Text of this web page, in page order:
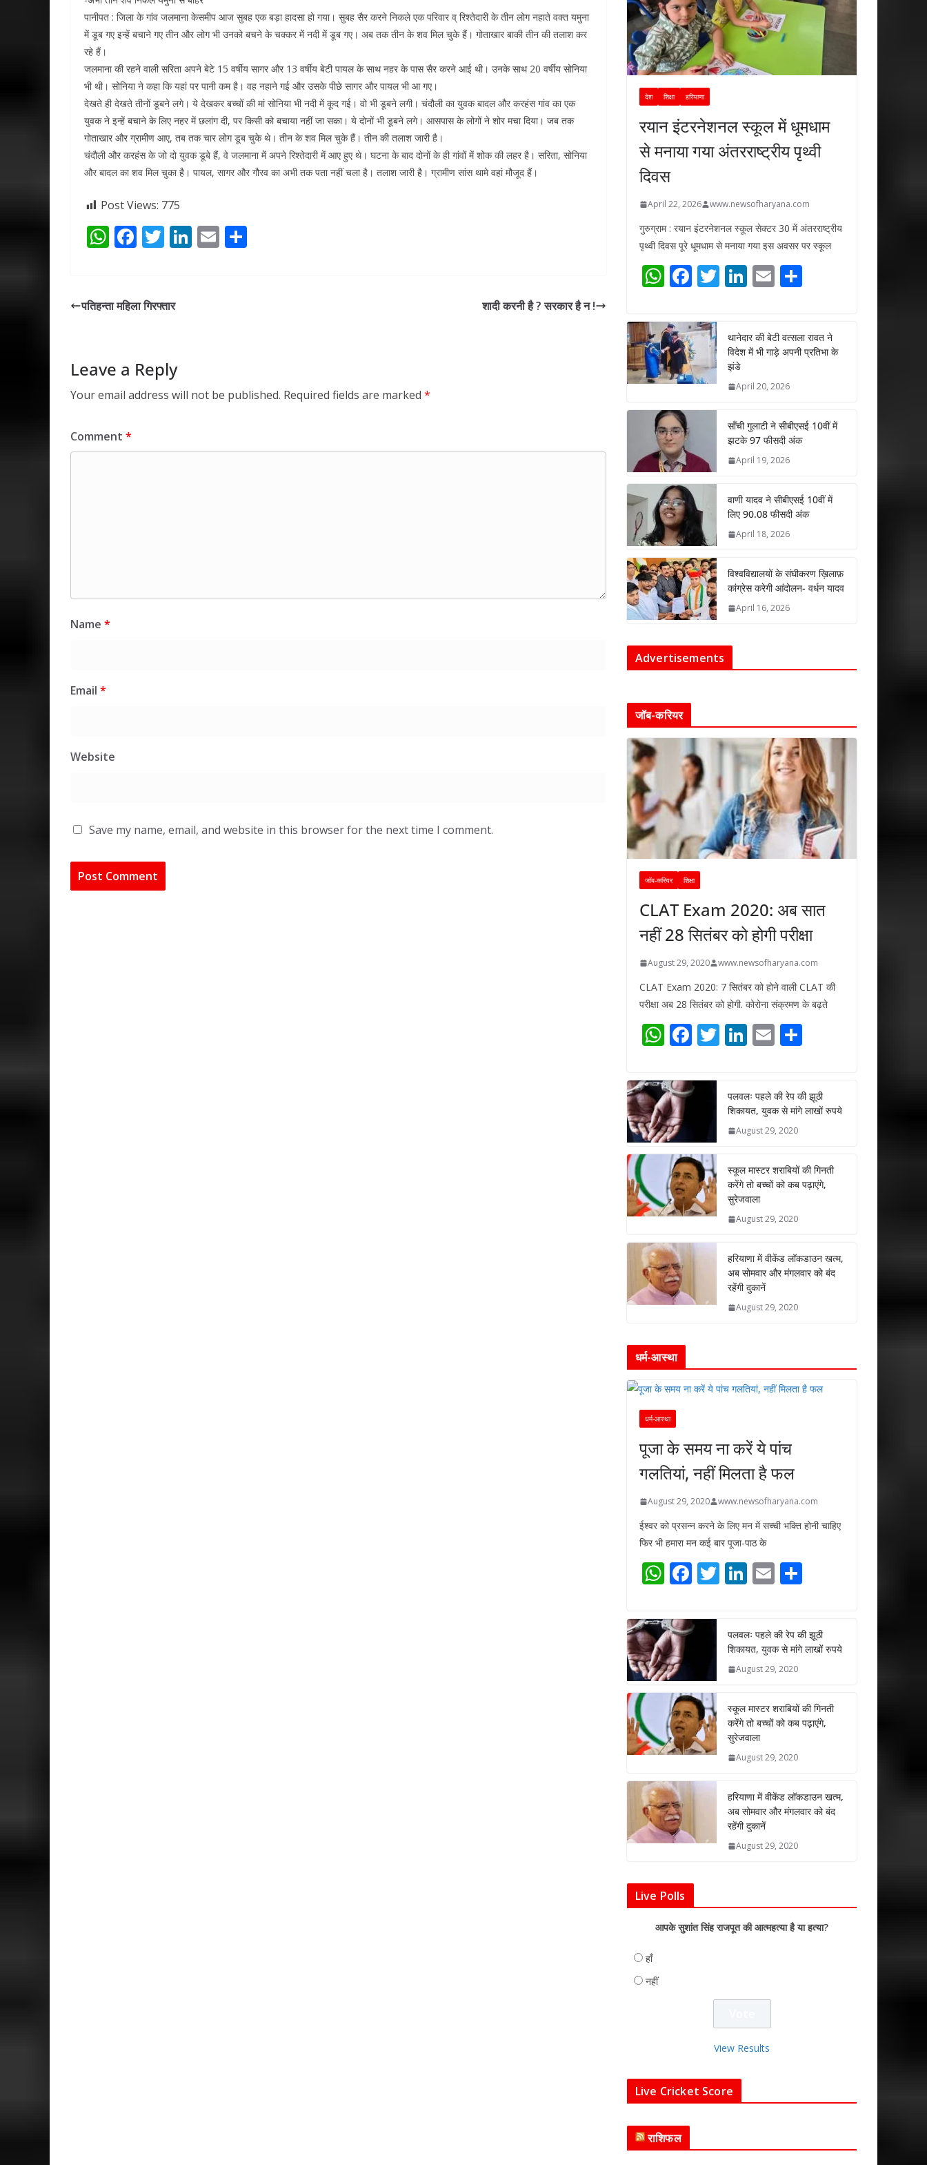
पानीपत : जिला के गांव जलमाना केसमीप आज सुबह एक बड़ा हादसा हो गया। सुबह सैर करने निकले एक परिवार व् रिश्तेदारी के तीन लोग नहाते वक्त यमुना
में डूब गए इन्‍हें बचाने गए तीन और लोग भी उनको बचने के चक्कर में नदी में डूब गए। अब तक तीन के शव मिल चुके हैं। गोताखार बाकी तीन की तलाश कर
रहे हैं।
जलमाना की रहने वाली सरिता अपने बेटे 15 वर्षीय सागर और 13 वर्षीय बेटी पायल के साथ नहर के पास सैर करने आई थी। उनके साथ 20 वर्षीय सोनिया
भी थी। सोनिया ने कहा कि यहां पर पानी कम है। वह नहाने गई और उसके पीछे सागर और पायल भी आ गए।
देखते ही देखते तीनों डूबने लगे। ये देखकर बच्‍चों की मां सोनिया भी नदी में कूद गई। वो भी डूबने लगी। चंदौली का युवक बादल और करहंस गांव का एक
युवक ने इन्‍हें बचाने के लिए नहर में छलांग दी, पर किसी को बचाया नहीं जा सका। ये दोनों भी डूबने लगे। आसपास के लोगों ने शोर मचा दिया। जब तक
गोताखार और ग्रामीण आए, तब तक चार लोग डूब चुके थे। तीन के शव मिल चुके हैं। तीन की तलाश जारी है।
चंदौली और करहंस के जो दो युवक डूबे हैं, वे जलमाना में अपने रिश्‍तेदारी में आए हुए थे। घटना के बाद दोनों के ही गांवों में शोक की लहर है। सरिता, सोनिया
और बादल का शव मिल चुका है। पायल, सागर और गौरव का अभी तक पता नहीं चला है। तलाश जारी है। ग्रामीण सांस थामे वहां मौजूद हैं।
Post Views: 775
W
s
p
F
b
k
T
er
Li E
पतिहन्ता महिला गिरफ्तार शादी करनी है ? सरकार है न !
Leave a Reply
Your email address will not be published. Required fields are marked *
Comment *
Name *
Email *
Website
Save my name, email, and website in this browser for the next time I comment.
देश शिक्षा हरियाणा
रयान इंटरनेशनल स्कूल में धूमधाम
से मनाया गया अंतरराष्ट्रीय पृथ्वी
दिवस
April 22, 2026 www.newsofharyana.com
गुरुग्राम : रयान इंटरनेशनल स्कूल सेक्टर 30 में अंतरराष्ट्रीय
पृथ्वी दिवस पूरे धूमधाम से मनाया गया इस अवसर पर स्कूल
W
at
s
A
p
p
F
e
b
o
o
k
T
er
Li
e
dI
n
E
l e
थानेदार की बेटी वत्सला रावत ने
विदेश में भी गाड़े अपनी प्रतिभा के
झंडे
April 20, 2026
साँची गुलाटी ने सीबीएसई 10वीं में
झटके 97 फीसदी अंक
April 19, 2026
वाणी यादव ने सीबीएसई 10वीं में
लिए 90.08 फीसदी अंक
April 18, 2026
विश्वविद्यालयों के संघीकरण ख़िलाफ़
कांग्रेस करेगी आंदोलन- वर्धन यादव
April 16, 2026
Advertisements
जॉब-करियर
जॉब-करियर शिक्षा
CLAT Exam 2020: अब सात
नहीं 28 सितंबर को होगी परीक्षा
August 29, 2020 www.newsofharyana.com
CLAT Exam 2020: 7 सितंबर को होने वाली CLAT की
परीक्षा अब 28 सितंबर को होगी. कोरोना संक्रमण के बढ़ते
W
at
s
A
p
p
F
e
b
o
k
T
er
Li
e
dI
n
E
l e
पलवलः पहले की रेप की झूठी
शिकायत, युवक से मांगे लाखों रुपये
August 29, 2020
स्कूल मास्टर शराबियों की गिनती
करेंगे तो बच्चों को कब पढ़ाएंगे,
सुरेजवाला
August 29, 2020
हरियाणा में वीकेंड लॉकडाउन खत्म,
अब सोमवार और मंगलवार को बंद
रहेंगी दुकानें
August 29, 2020
धर्म-आस्था
धर्म-आस्था
पूजा के समय ना करें ये पांच
गलतियां, नहीं मिलता है फल
August 29, 2020 www.newsofharyana.com
ईश्वर को प्रसन्न करने के लिए मन में सच्ची भक्ति होनी चाहिए
फिर भी हमारा मन कई बार पूजा-पाठ के
W
at
s
A
p
p
F
e
b
o
k
T
er
Li
e
dI
n
E
l e
पलवलः पहले की रेप की झूठी
शिकायत, युवक से मांगे लाखों रुपये
August 29, 2020
स्कूल मास्टर शराबियों की गिनती
करेंगे तो बच्चों को कब पढ़ाएंगे,
सुरेजवाला
August 29, 2020
हरियाणा में वीकेंड लॉकडाउन खत्म,
अब सोमवार और मंगलवार को बंद
रहेंगी दुकानें
August 29, 2020
Live Polls
आपके सुशांत सिंह राजपूत की आत्महत्या है या हत्या?
हाँ
नहीं
View Results
Live Cricket Score
राशिफल